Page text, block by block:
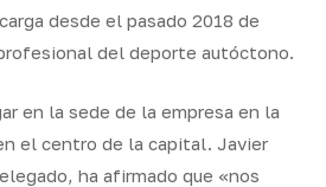
desde el pasado 2018 de
del deporte autóctono.
en la sede de la empresa en la
el centro de la capital. Javier
ha afirmado que «nos